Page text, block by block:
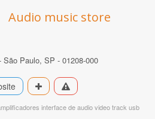
Audio music store
Paulo, SP - 01208-000
interface de audio video track usb